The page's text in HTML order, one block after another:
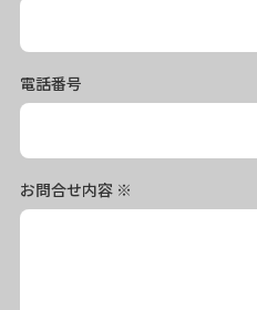
電話番号
お問合せ内容 ※